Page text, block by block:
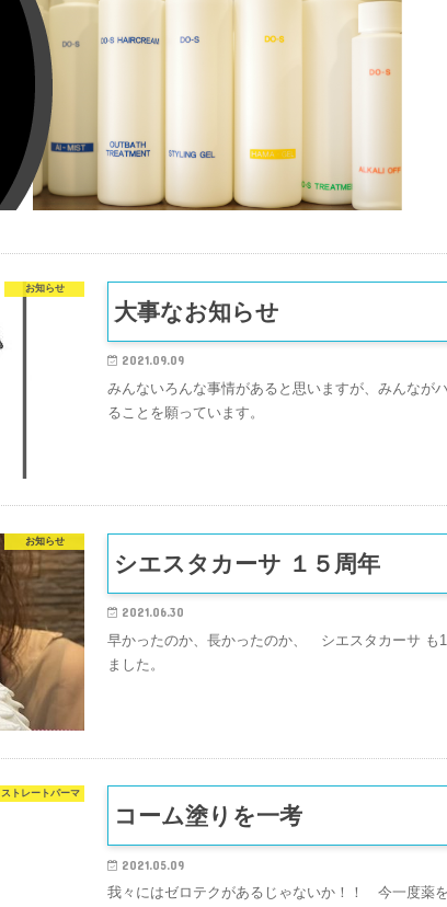
お知らせ
大事なお知らせ
2021.09.09
みんないろんな事情があると思いますが、みんなが
ることを願っています。
お知らせ
シエスタカーサ １５周年
2021.06.30
早かったのか、長かったのか、 シエスタカーサ も
ました。
ストレートパーマ
コーム塗りを一考
2021.05.09
我々にはゼロテクがあるじゃないか！！ 今一度薬